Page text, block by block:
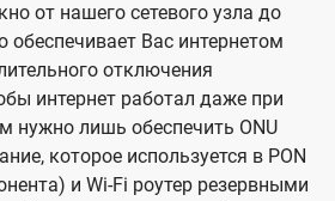
от нашего сетевого узла до
обеспечивает Вас интернетом
отключения
интернет работал даже при
нужно лишь обеспечить ONU
которое используется в PON
и Wi-Fi роутер резервными